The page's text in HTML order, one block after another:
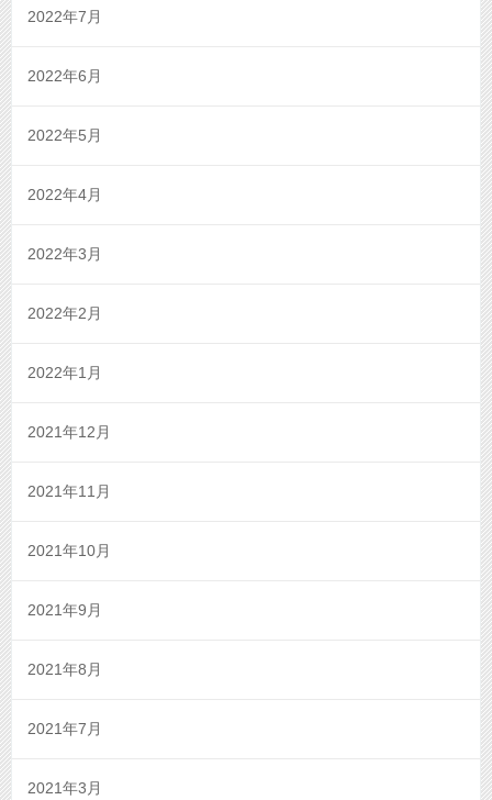
2022年7月
2022年6月
2022年5月
2022年4月
2022年3月
2022年2月
2022年1月
2021年12月
2021年11月
2021年10月
2021年9月
2021年8月
2021年7月
2021年3月